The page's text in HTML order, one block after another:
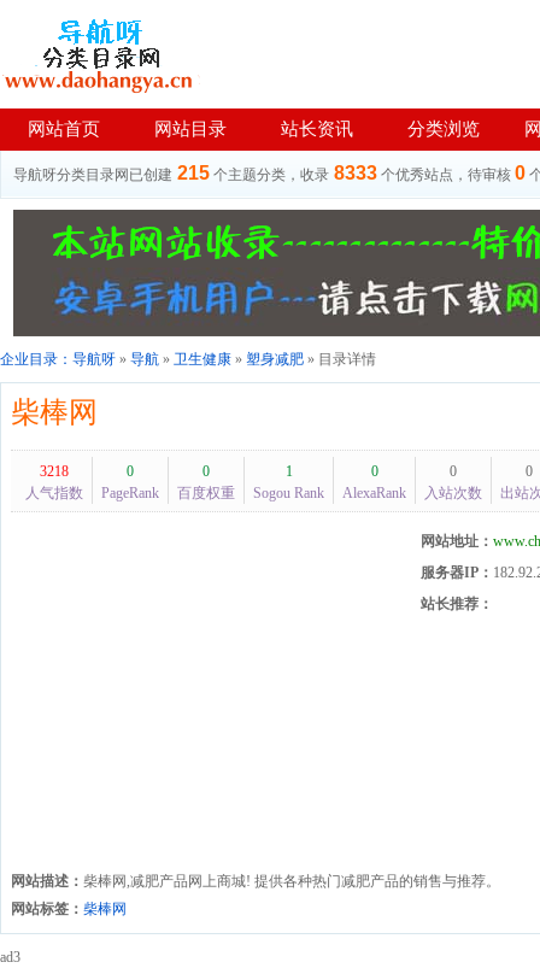
网站首页 网站目录 站长资讯 分类浏览
导航呀分类目录网已创建 215 个主题分类，收录 8333 个优秀站点，待审核 0
企业目录： 导航呀 » 导航 » 卫生健康 » 塑身减肥 » 目录详情
柴棒网
3218
人气指数
0
PageRank
0
百度权重
1
Sogou Rank
0
AlexaRank
0
入站次数
0
出站
网站地址：
服务器IP：
站长推荐：
网站描述： 柴棒网,减肥产品网上商城! 提供各种热门减肥产品的销售与推荐。
网站标签： 柴棒网
ad3